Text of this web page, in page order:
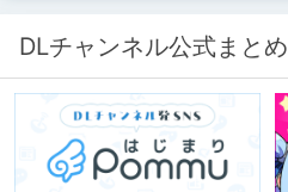
DLチャンネル公式まとめ